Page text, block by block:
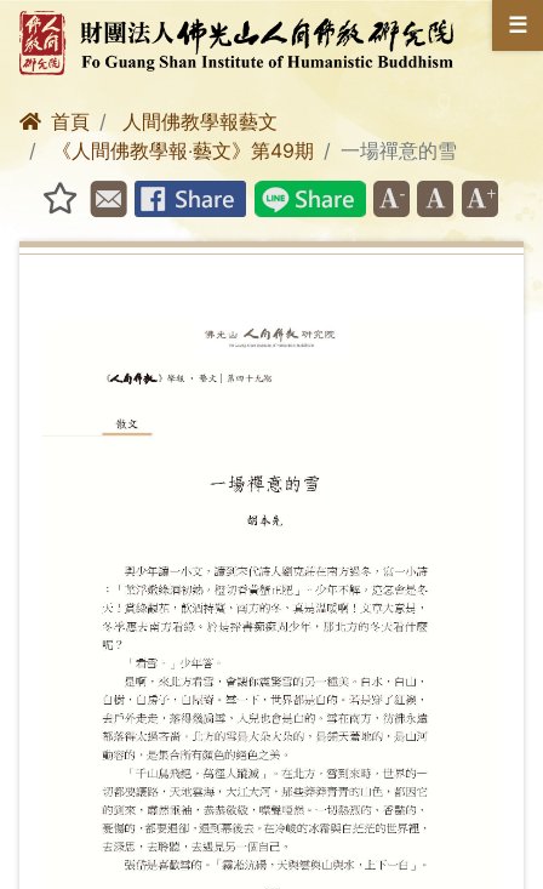
☰
首頁
人間佛教學報藝文
《人間佛教學報‧藝文》第49期
一場禪意的雪